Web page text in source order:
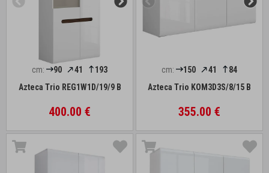
cm: 90 41
193
Azteca Trio REG1W1D/19/9 B
400.00 €
cm: 150 41
84
Azteca Trio KOM3D3S/8/15 B
355.00 €